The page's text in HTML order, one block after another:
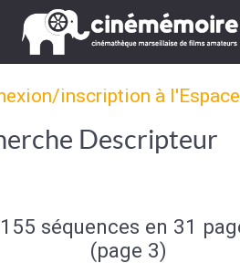
inscription à
Descripteur
155 séquences en 31
(page 3)